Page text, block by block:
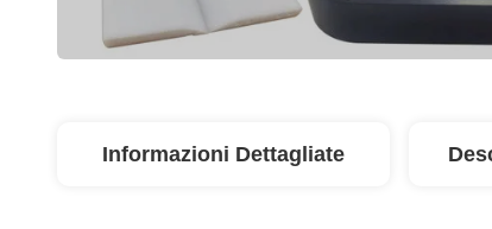
Informazioni Dettagliate